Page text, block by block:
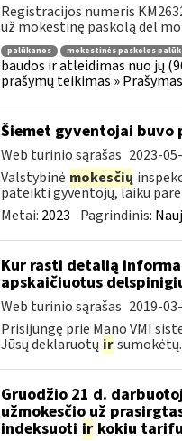
Registracijos numeris
už mokestinę paskolą dėl
palūkanos mokestinės paskolos
baudos ir atleidimas nuo jų
prašymų teikimas »
Šiemet gyventojai buvo
Web turinio sąrašas 2023-
Valstybinė mokesčių
pateikti gyventojų, laiku
Metai: 2023 Pagrindinis:
Kur rasti detalią
apskaičiuotus
Web turinio sąrašas 2019-
Prisijungę prie Mano VMI
Jūsų deklaruotų ir
Gruodžio 21 d.
užmokesčio už
indeksuoti irkokiu